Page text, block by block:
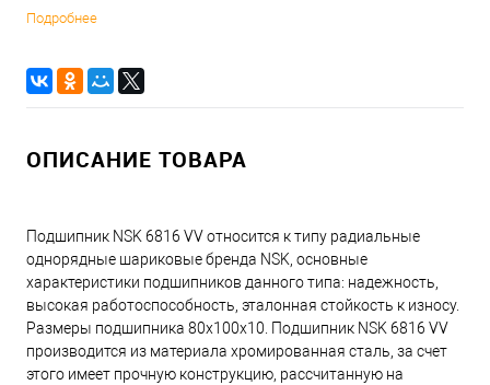
Подробнее
ОПИСАНИЕ ТОВАРА
Подшипник NSK 6816 VV относится к типу радиальные
однорядные шариковые бренда NSK, основные
характеристики подшипников данного типа: надежность,
высокая работоспособность, эталонная стойкость к износу.
Размеры подшипника 80x100x10. Подшипник NSK 6816 VV
производится из материала хромированная сталь, за счет
этого имеет прочную конструкцию, рассчитанную на